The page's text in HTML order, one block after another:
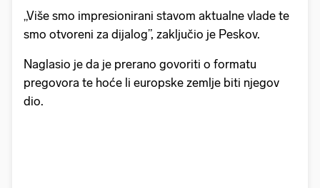
„Više smo impresionirani stavom aktualne vlade te
smo otvoreni za dijalog”, zaključio je Peskov.
Naglasio je da je prerano govoriti o formatu
pregovora te hoće li europske zemlje biti njegov
dio.